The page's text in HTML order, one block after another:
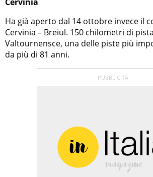
Ha già aperto dal 14 ottobre invece il
Cervinia – Breiul. 150 chilometri di
Valtournensce, una delle piste più
da più di 81 anni.